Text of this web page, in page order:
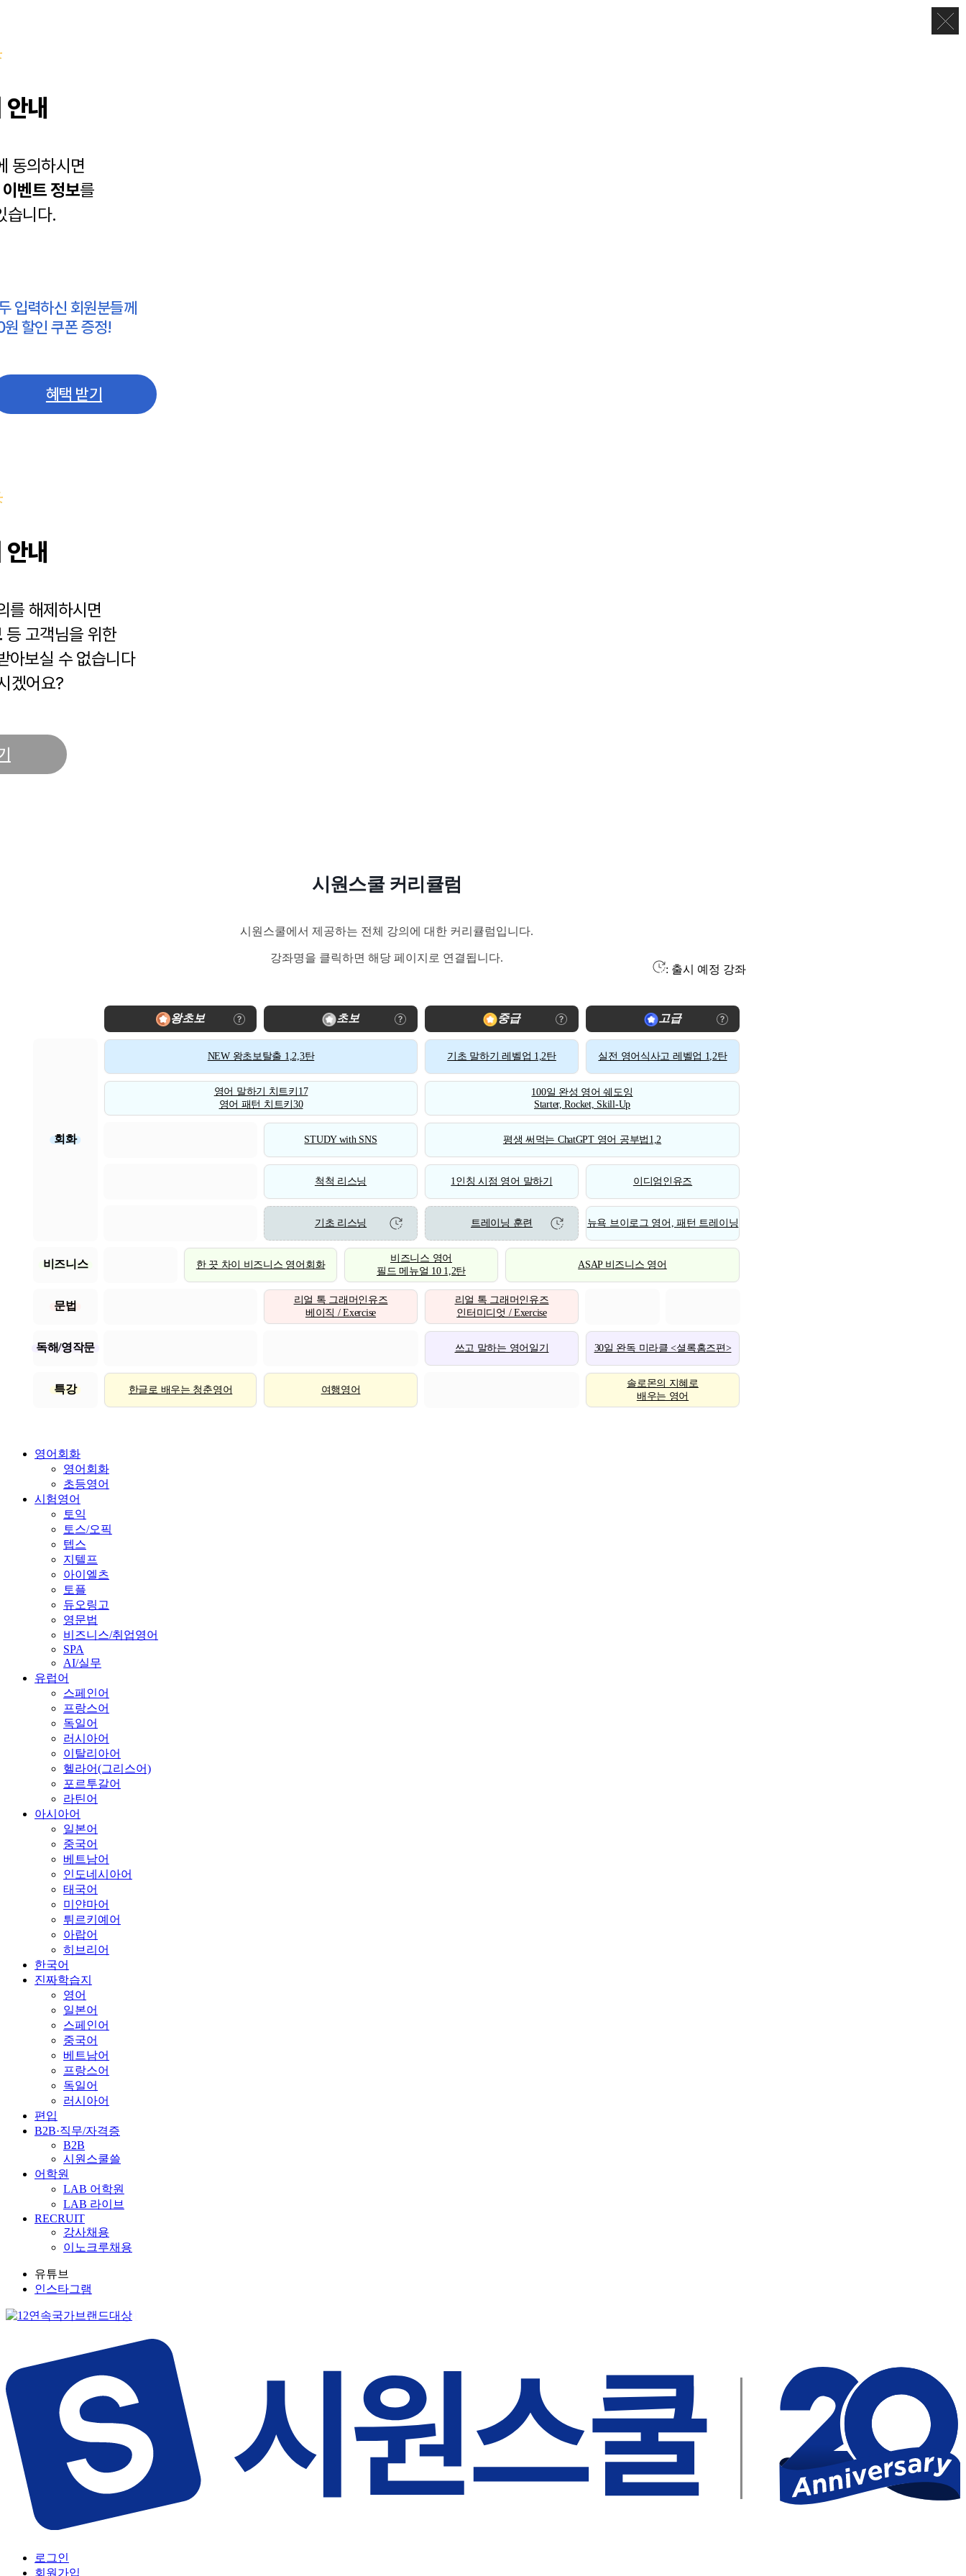
내
동의하시면
이벤트 정보를
습니다.
입력하신 회원분들께
할인 쿠폰 증정!
혜택 받기
내
를 해제하시면
등 고객님을 위한
아보실 수 없습니다
겠어요?
시원스쿨 커리큘럼
시원스쿨에서 제공하는 전체 강의에 대한 커리큘럼입니다.
강좌명을 클릭하면 해당 페이지로 연결됩니다.
: 출시 예정 강좌
왕초보 초보 중급 고급
회화
NEW 왕초보탈출 1,2,3탄 기초 말하기 레벨업 1,2탄 실전 영어식사고 레벨업 1,2탄
영어 말하기 치트키17
영어 패턴 치트키30
100일 완성 영어 쉐도잉
Starter, Rocket, Skill-Up
STUDY with SNS 평생 써먹는 ChatGPT 영어 공부법1,2
척척 리스닝 1인칭 시점 영어 말하기 이디엄인유즈
기초 리스닝 트레이닝 훈련 뉴욕 브이로그 영어, 패턴 트레이닝
비즈니스 한 끗 차이 비즈니스 영어회화
비즈니스 영어
필드 메뉴얼 10 1,2탄
ASAP 비즈니스 영어
문법
리얼 톡 그래머인유즈
베이직 / Exercise
리얼 톡 그래머인유즈
인터미디엇 / Exercise
독해/영작문 쓰고 말하는 영어일기 30일 완독 미라클 <셜록홈즈편>
특강 한글로 배우는 청춘영어 여행영어
솔로몬의 지혜로
배우는 영어
영어회화
영어회화
초등영어
시험영어
토익
토스/오픽
텝스
지텔프
아이엘츠
토플
듀오링고
영문법
비즈니스/취업영어
SPA
AI/실무
유럽어
스페인어
프랑스어
독일어
러시아어
이탈리아어
헬라어(그리스어)
포르투갈어
라틴어
아시아어
일본어
중국어
베트남어
인도네시아어
태국어
미얀마어
튀르키예어
아랍어
히브리어
한국어
진짜학습지
영어
일본어
스페인어
중국어
베트남어
프랑스어
독일어
러시아어
편입
B2B·직무/자격증
B2B
시원스쿨쓸
어학원
LAB 어학원
LAB 라이브
RECRUIT
강사채용
이노크루채용
유튜브
인스타그램
로그인
회원가입